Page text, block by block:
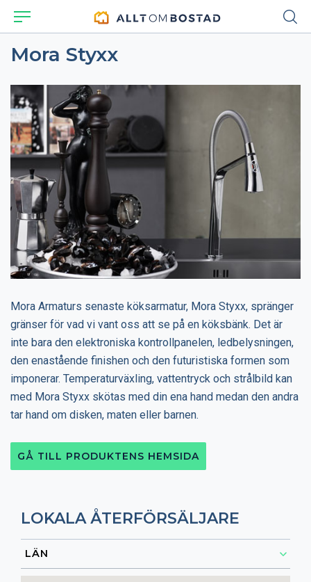
Mora Styxx
Mora Armaturs senaste köksarmatur, Mora Styxx, spränger
gränser för vad vi vant oss att se på en köksbänk. Det är
inte bara den elektroniska kontrollpanelen, ledbelysningen,
den enastående finishen och den futuristiska formen som
imponerar. Temperaturväxling, vattentryck och strålbild kan
med Mora Styxx skötas med din ena hand medan den andra
tar hand om disken, maten eller barnen.
GÅ TILL PRODUKTENS HEMSIDA
LOKALA ÅTERFÖRSÄLJARE